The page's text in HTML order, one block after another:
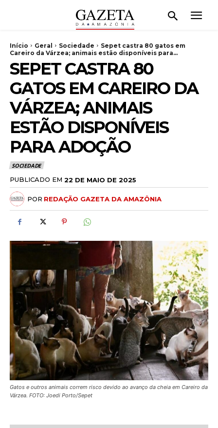
Início Geral Sociedade
Sepet castra 80 gatos em
Careiro da Várzea; animais estão disponíveis para...
SEPET CASTRA 80
GATOS EM CAREIRO DA
VÁRZEA; ANIMAIS
ESTÃO DISPONÍVEIS
PARA ADOÇÃO
SOCIEDADE
PUBLICADO EM 22 DE MAIO DE 2025
POR REDAÇÃO GAZETA DA AMAZÔNIA
Gatos e outros animais correm risco devido ao avanço da cheia em Careiro da
Várzea. FOTO: Joedi Porto/Sepet